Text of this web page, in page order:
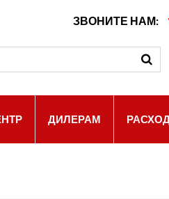
ЗВОНИТЕ НАМ:
ДИЛЕРАМ